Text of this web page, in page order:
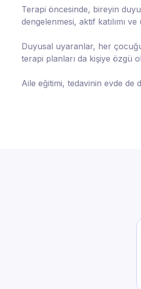
Terapi öncesinde, bireyin
dengelenmesi, aktif katılımı
Duyusal uyaranlar, her
terapi planları da kişiye özgü
Aile eğitimi, tedavinin evde de